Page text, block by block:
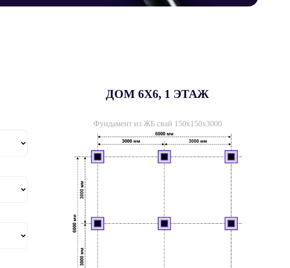
ДОМ 6X6, 1 ЭТАЖ
Фундамент из ЖБ свай 150х150х3000